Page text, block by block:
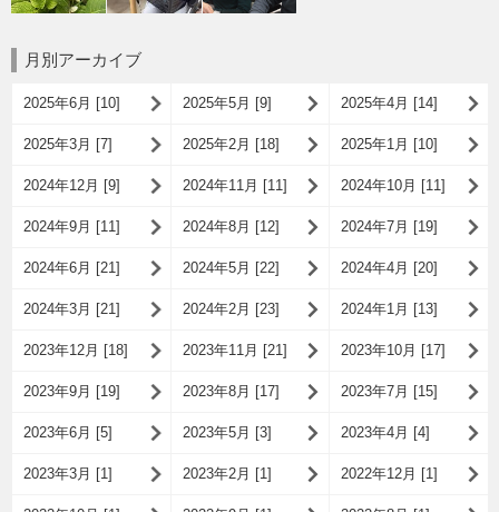
月別アーカイブ
2025年6月 [10] 2025年5月 [9] 2025年4月 [14]
2025年3月 [7] 2025年2月 [18] 2025年1月 [10]
2024年12月 [9] 2024年11月 [11] 2024年10月 [11]
2024年9月 [11] 2024年8月 [12] 2024年7月 [19]
2024年6月 [21] 2024年5月 [22] 2024年4月 [20]
2024年3月 [21] 2024年2月 [23] 2024年1月 [13]
2023年12月 [18] 2023年11月 [21] 2023年10月 [17]
2023年9月 [19] 2023年8月 [17] 2023年7月 [15]
2023年6月 [5] 2023年5月 [3] 2023年4月 [4]
2023年3月 [1] 2023年2月 [1] 2022年12月 [1]